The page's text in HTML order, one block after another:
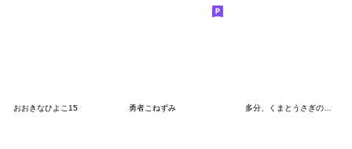
おおきなひよこ15 勇者こねずみ 多分、くまとうさぎの赤ちゃん